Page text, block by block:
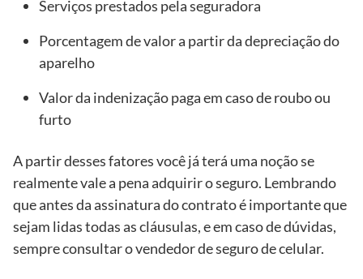
Serviços prestados pela seguradora
Porcentagem de valor a partir da depreciação do
aparelho
Valor da indenização paga em caso de roubo ou
furto
A partir desses fatores você já terá uma noção se
realmente vale a pena adquirir o seguro. Lembrando
que antes da assinatura do contrato é importante que
sejam lidas todas as cláusulas, e em caso de dúvidas,
sempre consultar o vendedor de seguro de celular.